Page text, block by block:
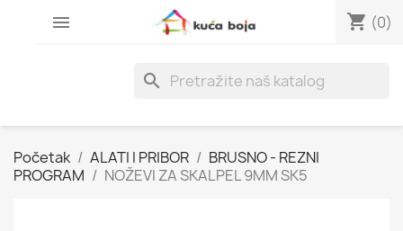
 shopping_cart (0)
search
Početak ALATI I PRIBOR
BRUSNO - REZNI
PROGRAM
NOŽEVI ZA SKALPEL 9MM SK5